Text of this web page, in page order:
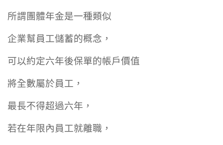
所謂團體年金是一種類似
企業幫員工儲蓄的概念，
可以約定六年後保單的帳戶價值
將全數屬於員工，
最長不得超過六年，
若在年限內員工就離職，